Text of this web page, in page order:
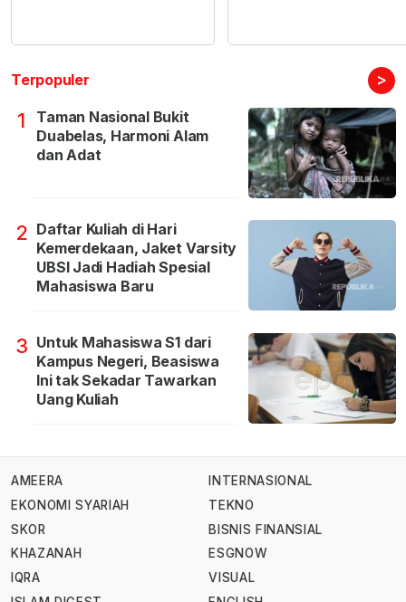
Terpopuler >
1
Taman Nasional Bukit
Duabelas, Harmoni Alam
dan Adat
2 Daftar Kuliah di Hari
Kemerdekaan, Jaket Varsity
UBSI Jadi Hadiah Spesial
Mahasiswa Baru
3 Untuk Mahasiswa S1 dari
Kampus Negeri, Beasiswa
Ini tak Sekadar Tawarkan
Uang Kuliah
AMEERA
EKONOMI SYARIAH
SKOR
KHAZANAH
IQRA
INTERNASIONAL
TEKNO
BISNIS FINANSIAL
ESGNOW
VISUAL